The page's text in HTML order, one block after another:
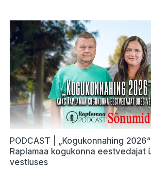
PODCAST | „Kogukonnahing
Raplamaa kogukonna eestvedajat
vestluses